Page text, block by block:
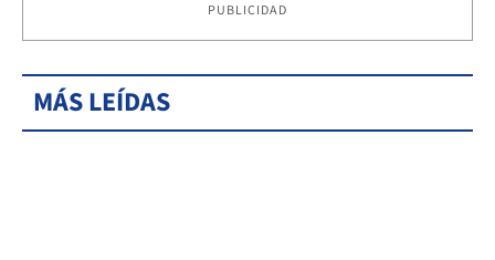
PUBLICIDAD
MÁS LEÍDAS